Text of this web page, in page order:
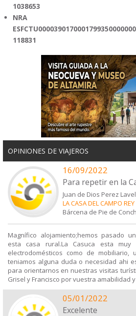
1038653
118831
OPINIONES DE VIAJEROS
16/09/2022
Para repetir en la
Juan de Dios Perez
LA CASA DEL CAMPO REY
Bárcena de Pie de
Magnífico alojamiento;hemos pasado
esta casa rural.La Casuca esta
electrodomésticos como de mobiliario,
teniamos alguna duda o necesidad ahi
para orientarnos en nuestras visitas
Grisel y Francisco por vuestra amabilidad
05/01/2022
Excelente